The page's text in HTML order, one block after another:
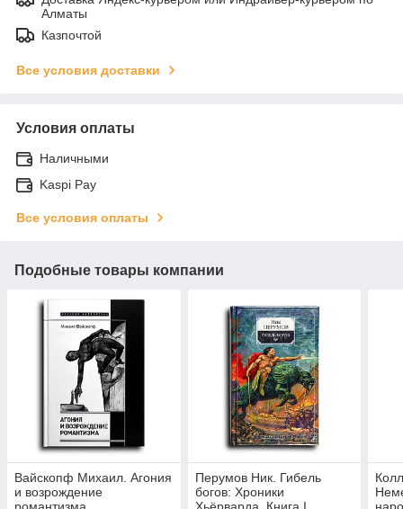
Алматы
Казпочтой
Все условия доставки
Условия оплаты
Наличными
Kaspi Pay
Все условия оплаты
Подобные товары компании
Вайскопф Михаил. Агония
и возрождение
Перумов Ник. Гибель
богов: Хроники